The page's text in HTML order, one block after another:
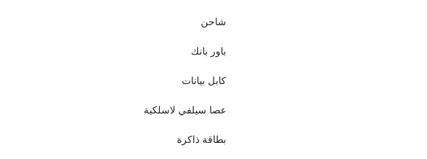
شاحن
باور بانك
كابل بيانات
عصا سيلفي لاسلكية
بطاقة ذاكرة